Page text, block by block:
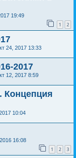
19:49
1 2
24, 2017 13:33
2017
12, 2017 8:59
Концепция
10:04
16:08
1 2 3